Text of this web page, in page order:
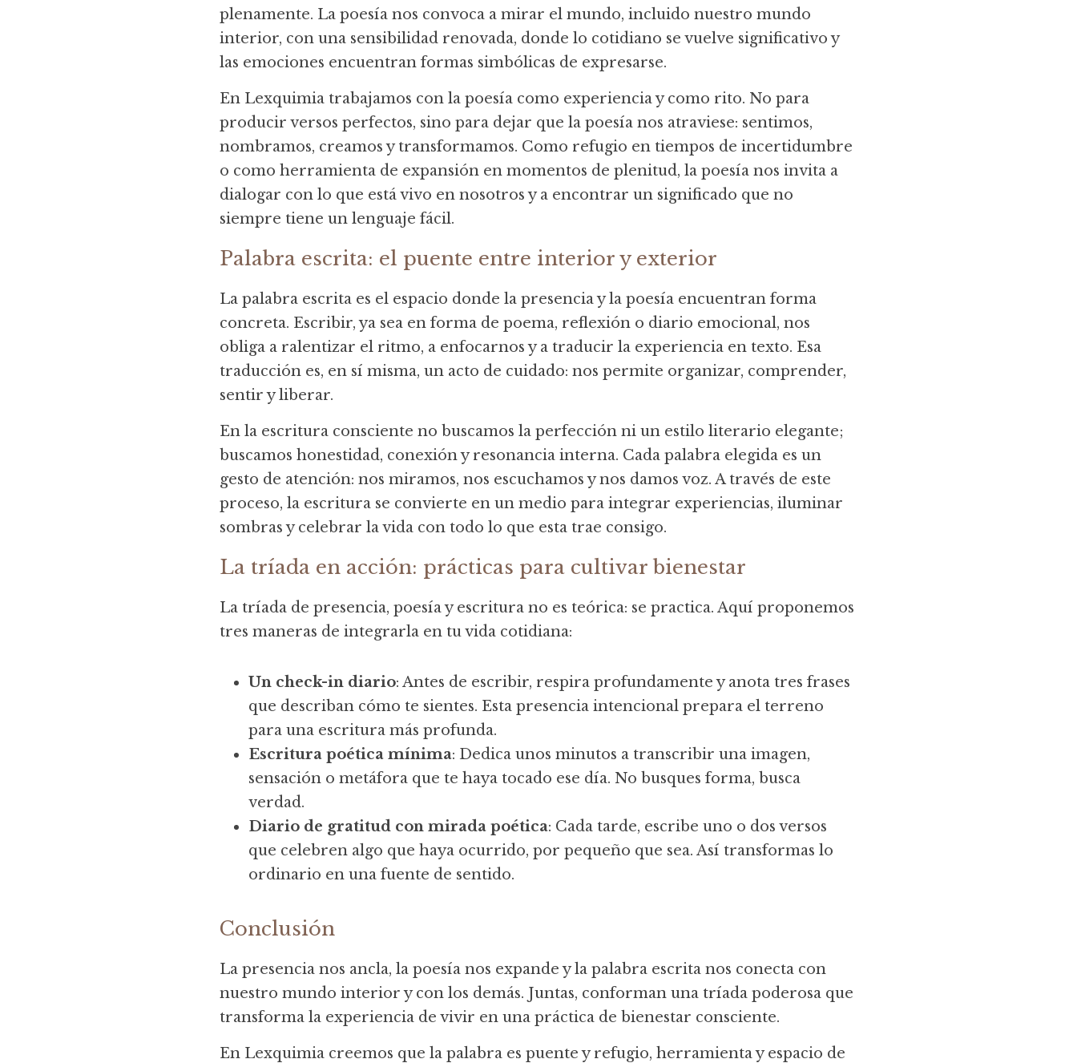
plenamente. La poesía nos convoca a mirar el mundo, incluido nuestro mundo
interior, con una sensibilidad renovada, donde lo cotidiano se vuelve significativo y
las emociones encuentran formas simbólicas de expresarse.
En Lexquimia trabajamos con la poesía como experiencia y como rito. No para
producir versos perfectos, sino para dejar que la poesía nos atraviese: sentimos,
nombramos, creamos y transformamos. Como refugio en tiempos de incertidumbre
o como herramienta de expansión en momentos de plenitud, la poesía nos invita a
dialogar con lo que está vivo en nosotros y a encontrar un significado que no
siempre tiene un lenguaje fácil.
Palabra escrita: el puente entre interior y exterior
La palabra escrita es el espacio donde la presencia y la poesía encuentran forma
concreta. Escribir, ya sea en forma de poema, reflexión o diario emocional, nos
obliga a ralentizar el ritmo, a enfocarnos y a traducir la experiencia en texto. Esa
traducción es, en sí misma, un acto de cuidado: nos permite organizar, comprender,
sentir y liberar.
En la escritura consciente no buscamos la perfección ni un estilo literario elegante;
buscamos honestidad, conexión y resonancia interna. Cada palabra elegida es un
gesto de atención: nos miramos, nos escuchamos y nos damos voz. A través de este
proceso, la escritura se convierte en un medio para integrar experiencias, iluminar
sombras y celebrar la vida con todo lo que esta trae consigo.
La tríada en acción: prácticas para cultivar bienestar
La tríada de presencia, poesía y escritura no es teórica: se practica. Aquí proponemos
tres maneras de integrarla en tu vida cotidiana:
Un check-in diario: Antes de escribir, respira profundamente y anota tres frases
que describan cómo te sientes. Esta presencia intencional prepara el terreno
para una escritura más profunda.
Escritura poética mínima: Dedica unos minutos a transcribir una imagen,
sensación o metáfora que te haya tocado ese día. No busques forma, busca
verdad.
Diario de gratitud con mirada poética: Cada tarde, escribe uno o dos versos
que celebren algo que haya ocurrido, por pequeño que sea. Así transformas lo
ordinario en una fuente de sentido.
Conclusión
La presencia nos ancla, la poesía nos expande y la palabra escrita nos conecta con
nuestro mundo interior y con los demás. Juntas, conforman una tríada poderosa que
transforma la experiencia de vivir en una práctica de bienestar consciente.
En Lexquimia creemos que la palabra es puente y refugio, herramienta y espacio de